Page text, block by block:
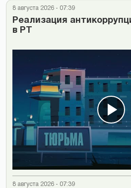
8 августа 2026 - 07:39
Реализация
в РТ
8 августа 2026 - 07:39